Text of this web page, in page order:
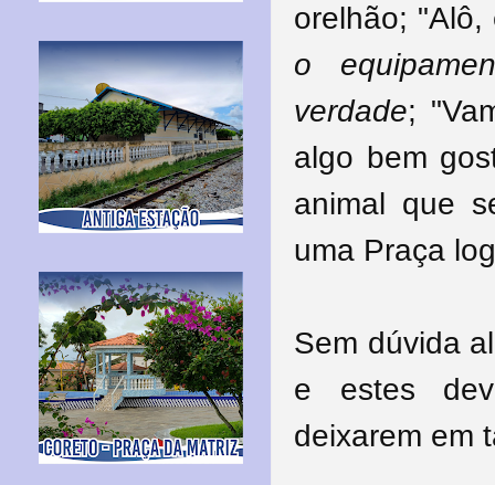
orelhão;
o
verdade;
algo bem
animal que
uma Praça
Sem dúvida
e estes
deixarem em